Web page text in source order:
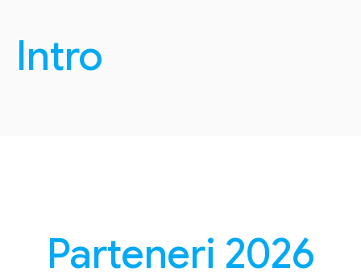
Intro
Parteneri 2026